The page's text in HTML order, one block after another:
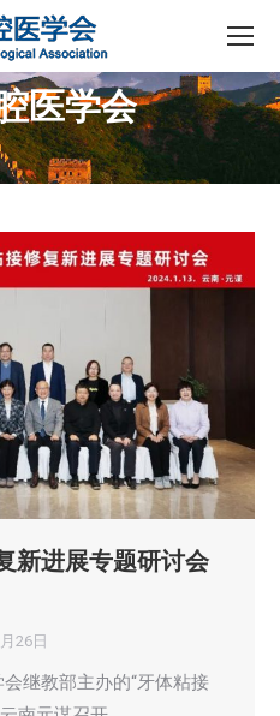
医学会
这里：
新进展专题研讨会
26日
继教部主办的“牙体粘接